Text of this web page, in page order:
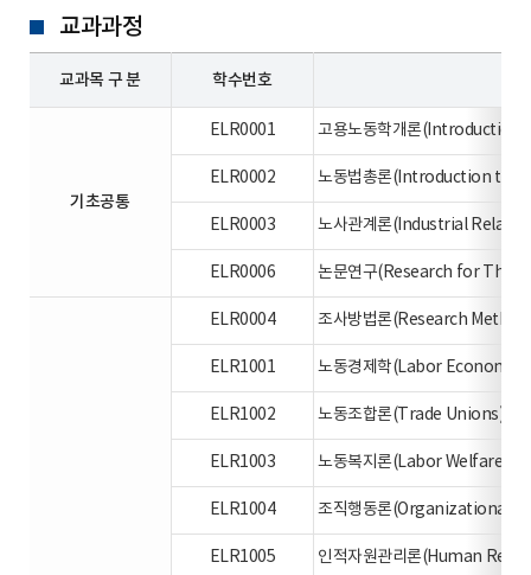
교과과정
교과목 구 분 학수번호
기초공통
ELR0001 고용노동학개론
ELR0002 노동법총론(Introduction to
ELR0003 노사관계론(Industrial
ELR0006 논문연구(Research for The
ELR0004 조사방법론(Research
ELR1001 노동경제학(Labor
ELR1002 노동조합론(Trade Unions)
ELR1003 노동복지론(Labor Welfare)
ELR1004 조직행동론(Organizational
ELR1005 인적자원관리론(Human